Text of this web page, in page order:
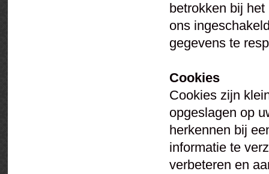
betrokken bij
ons
gegevens te
Cookies
Cookies zijn
opgeslagen op
herkennen bij
informatie te
verbeteren en